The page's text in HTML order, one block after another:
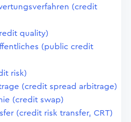
(credit
quality)
(public credit
risk)
(credit spread arbitrage)
(credit swap)
(credit risk transfer, CRT)